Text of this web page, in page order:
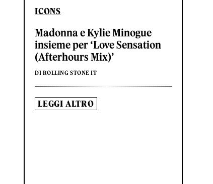
ICONS
Madonna e Kylie Minogue
insieme per ‘Love Sensation
(Afterhours Mix)’
DI ROLLING STONE IT
LEGGI ALTRO